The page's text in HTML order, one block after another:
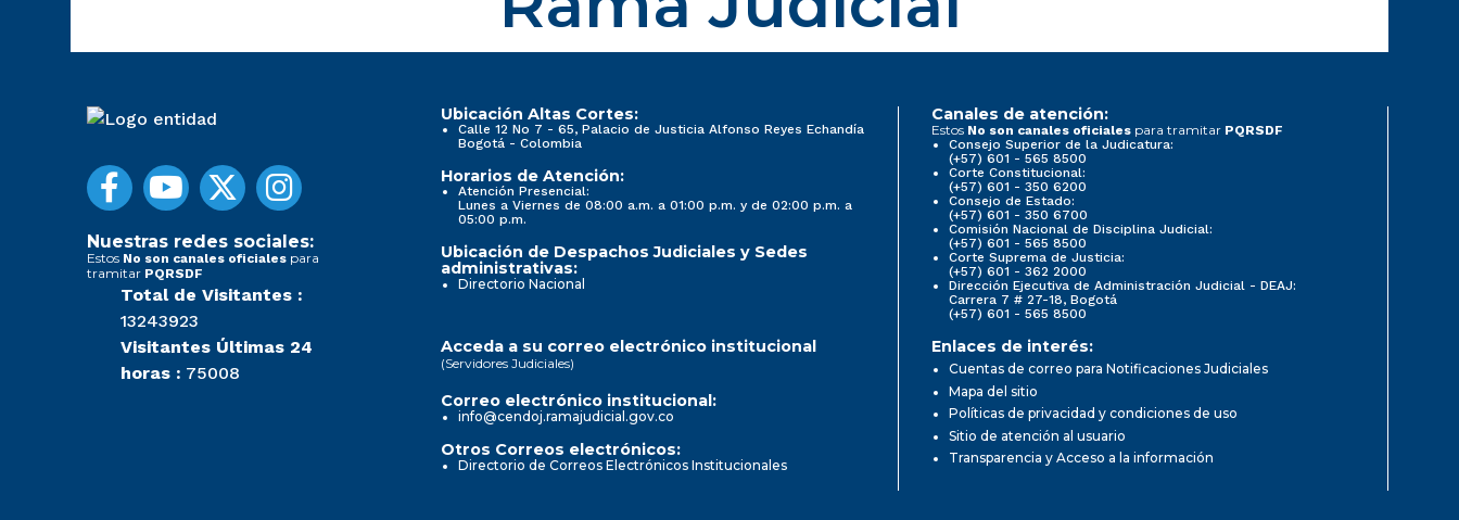
Nuestras redes sociales:
Estos No son canales oficiales para
tramitar PQRSDF
Total de Visitantes :
13243923
Visitantes Últimas 24
horas : 75008
Ubicación Altas Cortes:
Calle 12 No 7 - 65, Palacio de Justicia Alfonso Reyes Echandía
Bogotá - Colombia
Horarios de Atención:
Atención Presencial:
Lunes a Viernes de 08:00 a.m. a 01:00 p.m. y de 02:00 p.m. a
05:00 p.m.
Ubicación de Despachos Judiciales y Sedes
administrativas:
Directorio Nacional
Canales de atención:
Estos No son canales oficiales para tramitar PQRSDF
Consejo Superior de la Judicatura:
(+57) 601 - 565 8500
Corte Constitucional:
(+57) 601 - 350 6200
Consejo de Estado:
(+57) 601 - 350 6700
Comisión Nacional de Disciplina Judicial:
(+57) 601 - 565 8500
Corte Suprema de Justicia:
(+57) 601 - 362 2000
Dirección Ejecutiva de Administración Judicial - DEAJ:
Carrera 7 # 27-18, Bogotá
(+57) 601 - 565 8500
Acceda a su correo electrónico institucional
(Servidores Judiciales)
Correo electrónico institucional:
info@cendoj.ramajudicial.gov.co
Otros Correos electrónicos:
Directorio de Correos Electrónicos Institucionales
Enlaces de interés:
Cuentas de correo para Notificaciones Judiciales
Mapa del sitio
Políticas de privacidad y condiciones de uso
Sitio de atención al usuario
Transparencia y Acceso a la información